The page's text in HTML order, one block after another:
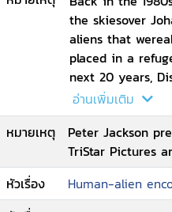
เมื่อความอดทนขอ
เชิญหมดลง บริษัทเ
หรือ เอ็มเอ็นยู เข้า
ศึกษาเทคโนโลยีด้า
ค้นคว้าครั้งนี้สำเร็จ
มหาศาล แต่แล้วพว
อาวุธเหล่านั้นทำงาน
มนุษย์ต่างดาว ควา
มนุษย์โลกตึงเครีย
สนามของเอ็มเอ็นยู
the skiesover
aliens that
placed in a
next 20 years,
shantytown like
that
advanced
marked by
hostility. Now,
อ่านเพิ่มเติม
หมายเหตุ
Peter Jackson
TriStar Pictures
หัวเรื่อง
Human-alien